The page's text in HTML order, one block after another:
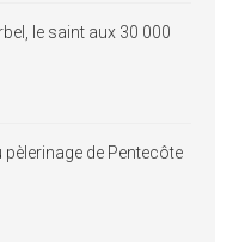
le saint aux 30 000
de Pentecôte